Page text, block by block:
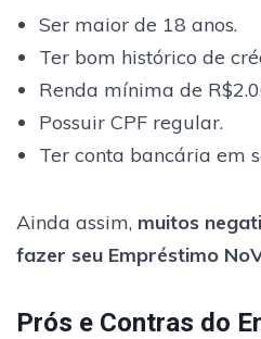
Ser maior de 18 anos.
Ter bom histórico de
Renda mínima de
Possuir CPF regular.
Ter conta bancária em
Ainda assim, muitos
fazer seu Empréstimo
Prós e Contras do